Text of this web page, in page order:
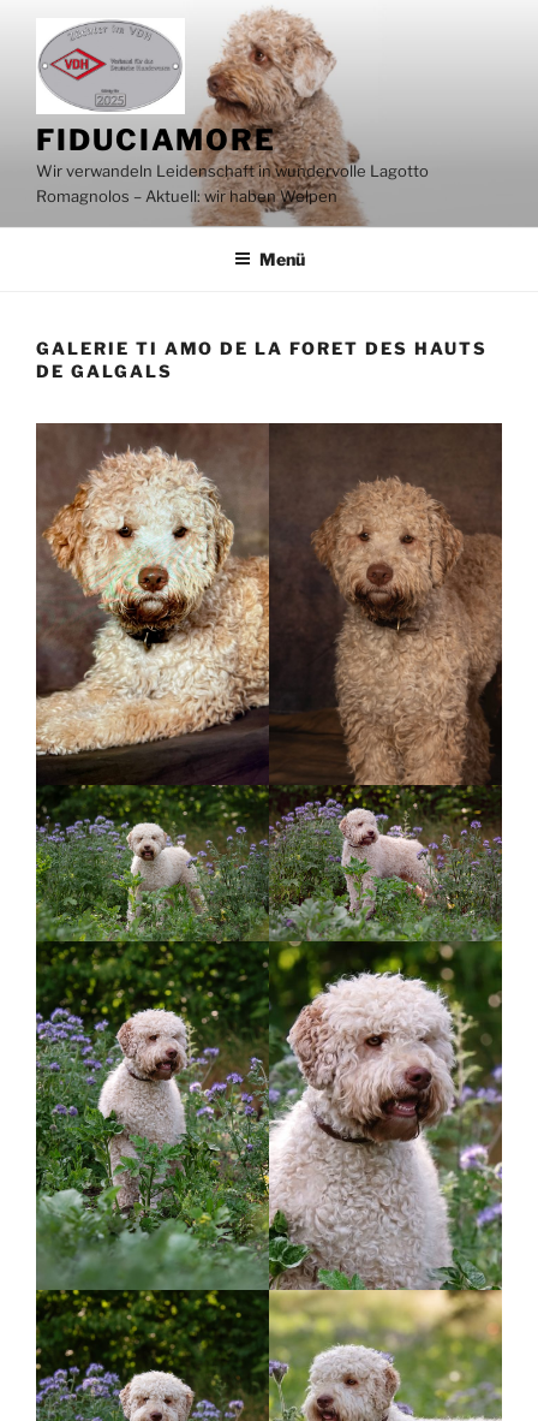
Inhalt
springen
FIDUCIAMORE
Wir verwandeln Leidenschaft in wundervolle Lagotto
Romagnolos – Aktuell: wir haben Welpen
Menü
GALERIE TI AMO DE LA FORET DES HAUTS
DE GALGALS